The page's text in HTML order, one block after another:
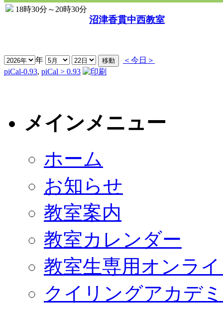
18時30分～20時30分
沼津香貫中西教室
年
＜今日＞
piCal-0.93, piCal > 0.93
メインメニュー
ホーム
お知らせ
教室案内
教室カレンダー
教室生専用オンラ
クイリングアカデ